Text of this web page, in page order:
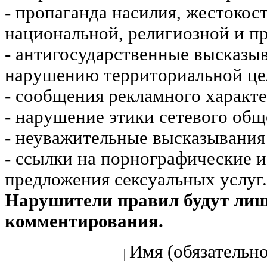
- пропаганда насилия,
национальной, религиозной и
- антигосударственные
нарушению территориальной
- сообщения рекламного
- нарушение этики сетевого
- неуважительные
- ссылки на порнографические
предложения сексуальных услуг.
Нарушители правил будут
комментирования.
Имя